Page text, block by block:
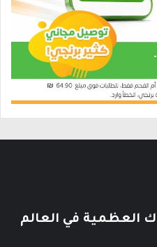
العظمية في العالم